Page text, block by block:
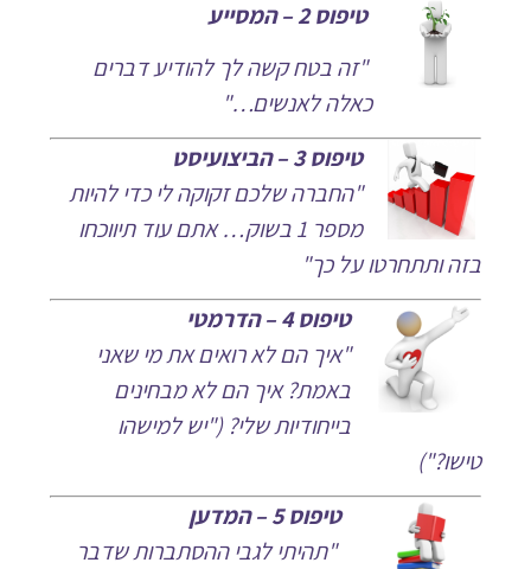
טיפוס 2 – המסייע
"זה בטח קשה לך להודיע דברים
כאלה לאנשים…"
טיפוס 3 – הביצועיסט
"החברהשלכם זקוקה לי כדי להיות
מספר 1 בשוק… אתם עוד תיווכחו
בזה ותתחרטו על כך"
טיפוס 4 – הדרמטי
"איך הם לא רואים את מי שאני
באמת? איך הם לא מבחינים
בייחודיות שלי? ("יש למישהו
טישו?")
טיפוס 5 – המדען
"תהיתי לגבי ההסתברות שדבר